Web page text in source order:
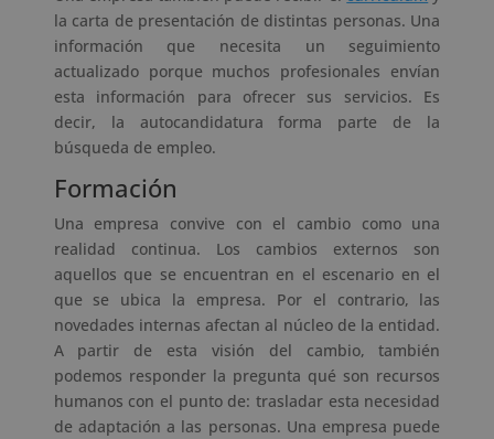
la carta de presentación de distintas personas. Una
información que necesita un seguimiento
actualizado porque muchos profesionales envían
esta información para ofrecer sus servicios. Es
decir, la autocandidatura forma parte de la
búsqueda de empleo.
Formación
Una empresa convive con el cambio como una
realidad continua. Los cambios externos son
aquellos que se encuentran en el escenario en el
que se ubica la empresa. Por el contrario, las
novedades internas afectan al núcleo de la entidad.
A partir de esta visión del cambio, también
podemos responder la pregunta qué son recursos
humanos con el punto de: trasladar esta necesidad
de adaptación a las personas. Una empresa puede